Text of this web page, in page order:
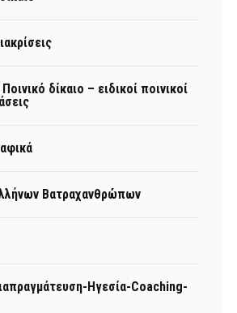
δίκαιο – ειδικοί ποινικοί
Βατραχανθρώπων
Ηγεσία-Coaching-